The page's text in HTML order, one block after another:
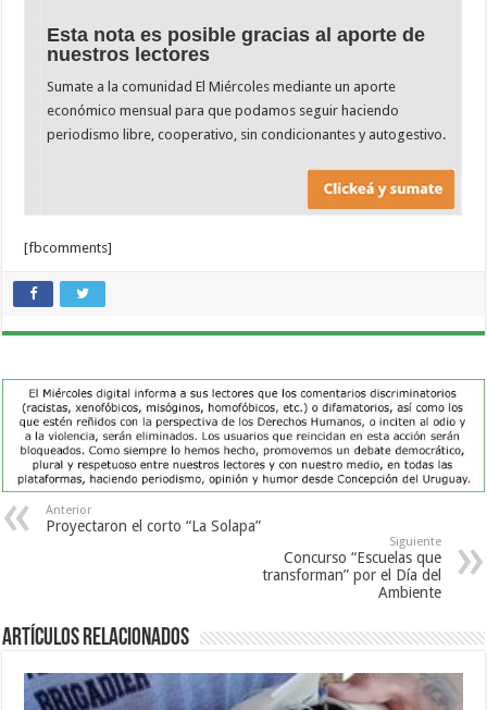
Esta nota es posible gracias al aporte de
nuestros lectores
Sumate a la comunidad El Miércoles mediante un aporte
económico mensual para que podamos seguir haciendo
periodismo libre, cooperativo, sin condicionantes y autogestivo.
[fbcomments]
Anterior
Proyectaron el corto “La Solapa”
Siguiente
Concurso “Escuelas que
transforman” por el Día del
Ambiente
Artículos Relacionados